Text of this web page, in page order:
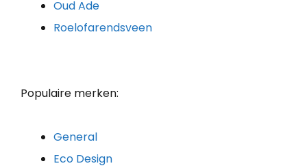
Oud Ade
Roelofarendsveen
Populaire merken:
General
Eco Design